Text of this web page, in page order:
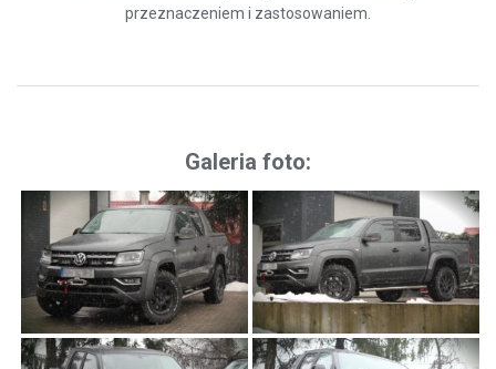
przeznaczeniem i zastosowaniem.
Galeria foto: